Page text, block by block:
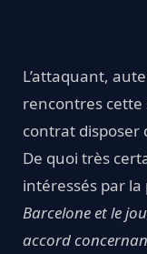
L’attaquant,
rencontres cette
contrat disposer
De quoi très
intéressés par
Barcelone et le
accord